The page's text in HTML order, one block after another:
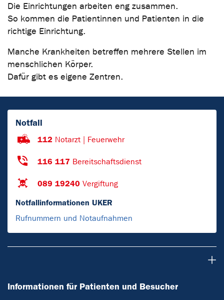
Die Einrichtungen arbeiten eng zusammen.
So kommen die Patientinnen und Patienten in die
richtige Einrichtung.
Manche Krankheiten betreffen mehrere Stellen im
menschlichen Körper.
Dafür gibt es eigene Zentren.
Notfall
112 Notarzt | Feuerwehr
116 117 Bereitschaftsdienst
089 19240 Vergiftung
Notfallinformationen UKER
Rufnummern und Notaufnahmen
Informationen für Patienten und Besucher